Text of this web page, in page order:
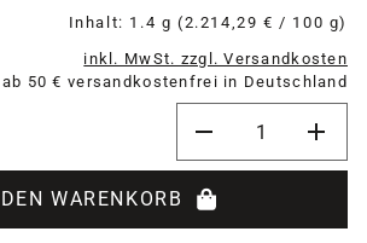
Inhalt: 1.4 g (2.214,29 € / 100 g)
inkl. MwSt. zzgl. Versandkosten
ab 50 € versandkostenfrei in Deutschland
WARENKORB